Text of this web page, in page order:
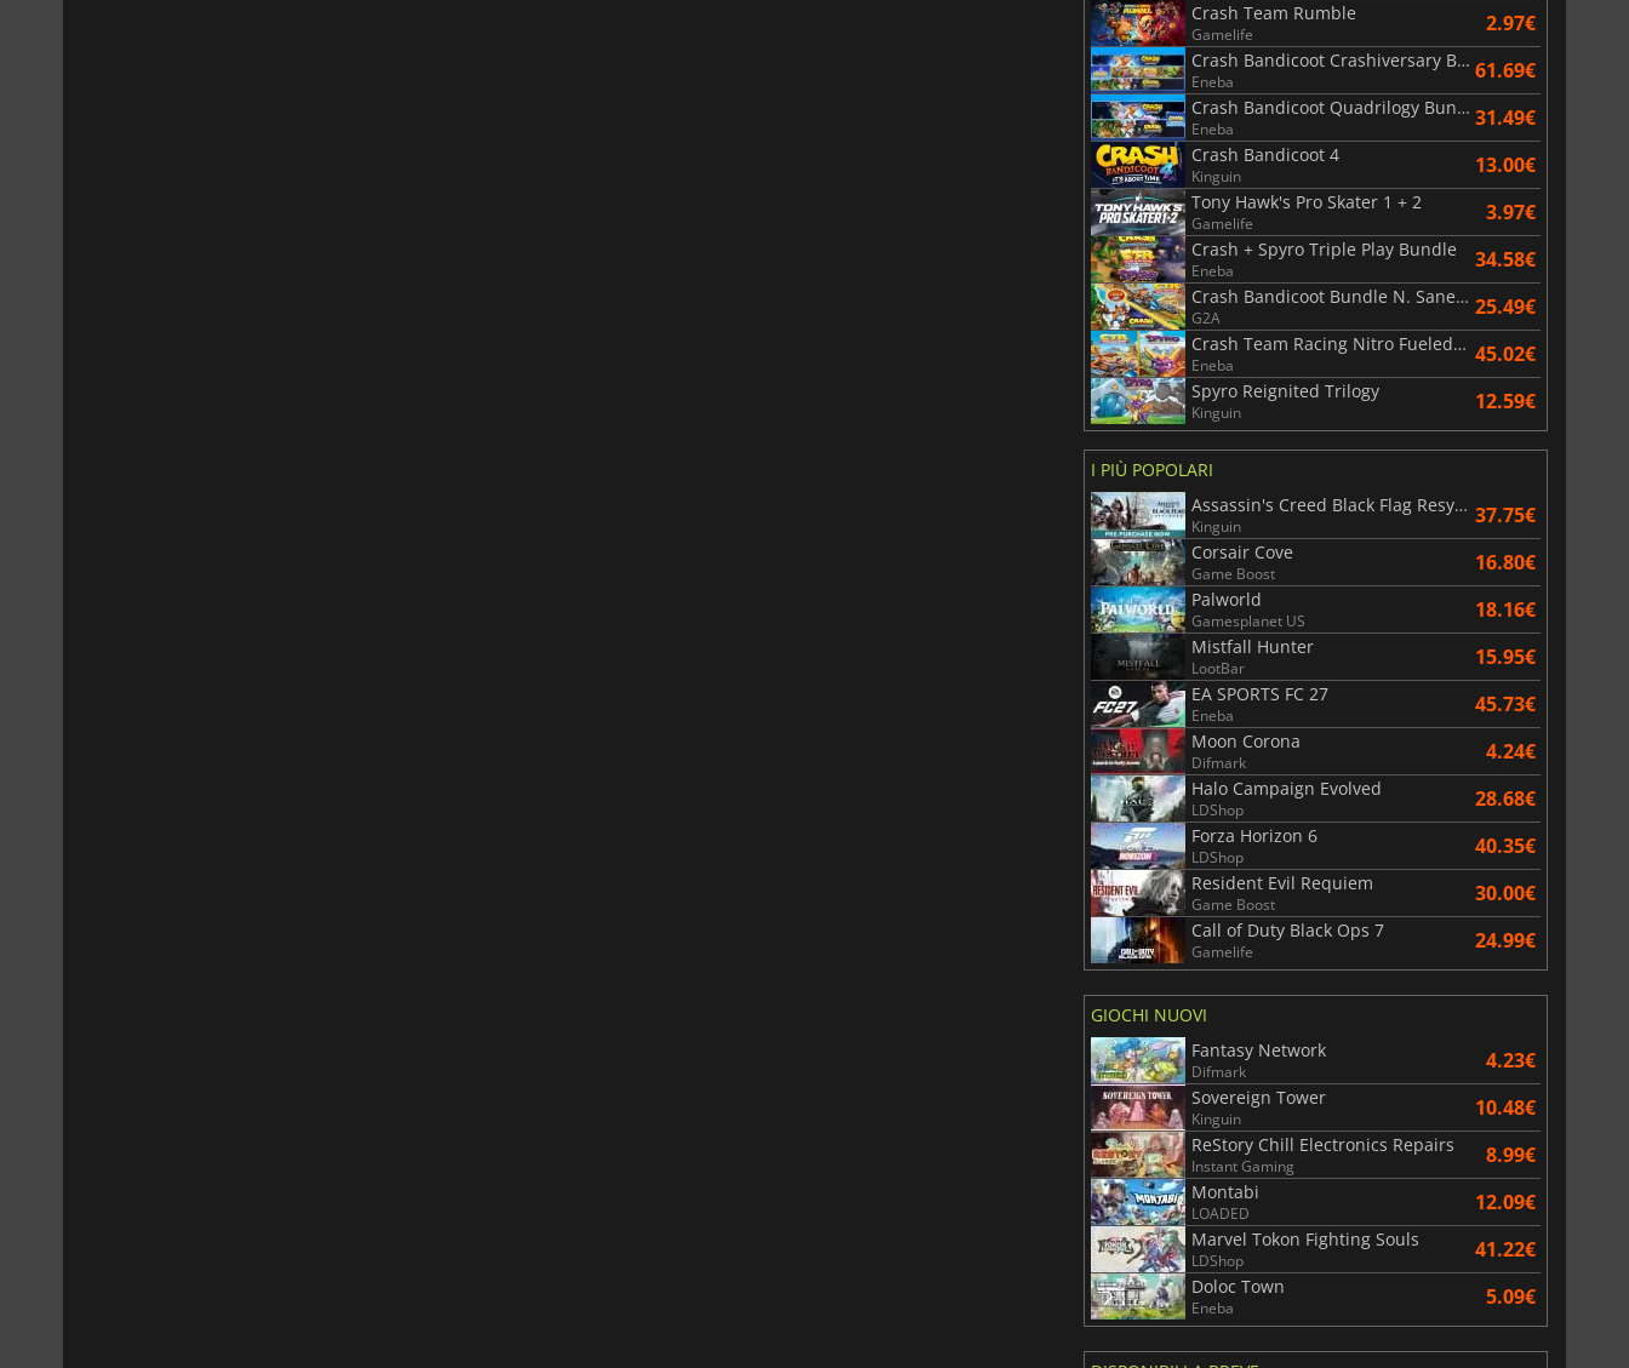
Crash Team Rumble
Gamelife 2.97€
Crash Bandicoot Crashiversary Bundle
Eneba 61.69€
Crash Bandicoot Quadrilogy Bundle
Eneba 31.49€
Crash Bandicoot 4
Kinguin 13.00€
Tony Hawk's Pro Skater 1 + 2
Gamelife 3.97€
Crash + Spyro Triple Play Bundle
Eneba 34.58€
Crash Bandicoot Bundle N. Sane Trilogy + CTR Nitro Fueled
G2A 25.49€
Crash Team Racing Nitro Fueled + Spyro Game Bundle
Eneba 45.02€
Spyro Reignited Trilogy
Kinguin 12.59€
I PIÙ POPOLARI
Assassin's Creed Black Flag Resynced
Kinguin 37.75€
Corsair Cove
Game Boost 16.80€
Palworld
Gamesplanet US 18.16€
Mistfall Hunter
LootBar 15.95€
EA SPORTS FC 27
Eneba 45.73€
Moon Corona
Difmark 4.24€
Halo Campaign Evolved
LDShop 28.68€
Forza Horizon 6
LDShop 40.35€
Resident Evil Requiem
Game Boost 30.00€
Call of Duty Black Ops 7
Gamelife 24.99€
GIOCHI NUOVI
Fantasy Network
Difmark 4.23€
Sovereign Tower
Kinguin 10.48€
ReStory Chill Electronics Repairs
Instant Gaming 8.99€
Montabi
LOADED 12.09€
Marvel Tokon Fighting Souls
LDShop 41.22€
Doloc Town
Eneba 5.09€